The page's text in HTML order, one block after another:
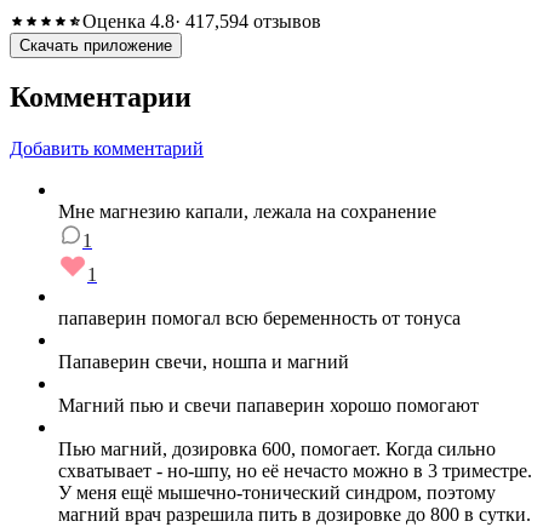
Оценка 4.8· 417,594 отзывов
Скачать приложение
Комментарии
Добавить комментарий
Мне магнезию капали, лежала на сохранение
1
1
папаверин помогал всю беременность от тонуса
Папаверин свечи, ношпа и магний
Магний пью и свечи папаверин хорошо помогают
Пью магний, дозировка 600, помогает. Когда сильно
схватывает - но-шпу, но её нечасто можно в 3 триместре.
У меня ещё мышечно-тонический синдром, поэтому
магний врач разрешила пить в дозировке до 800 в сутки.